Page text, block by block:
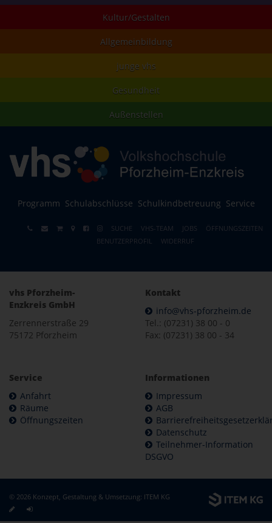
Kultur/Gestalten
Allgemeinbildung
junge vhs
Gesundheit
Außenstellen
Programm Schulabschlüsse Schulkindbetreuung Service
SUCHE VHS-TEAM JOBS
ÖFFNUNGSZEITEN
BENUTZERPROFIL
WIDERRUF
vhs Pforzheim-
Enzkreis GmbH
Zerrennerstraße 29
75172 Pforzheim
Kontakt
info@vhs-pforzheim.de
Tel.: (07231) 38 00 - 0
Fax: (07231) 38 00 - 34
Service
Anfahrt
Räume
Öffnungszeiten
Informationen
Impressum
AGB
Datenschutz
Teilnehmer-Information
DSGVO
© 2026 Konzept, Gestaltung & Umsetzung: ITEM KG